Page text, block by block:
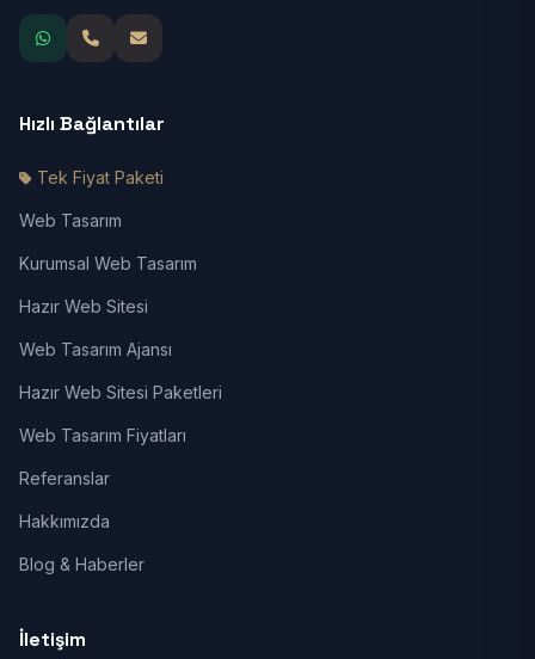
Hızlı Bağlantılar
Tek Fiyat Paketi
Web Tasarım
Kurumsal Web Tasarım
Hazır Web Sitesi
Web Tasarım Ajansı
Hazır Web Sitesi Paketleri
Web Tasarım Fiyatları
Referanslar
Hakkımızda
Blog & Haberler
İletişim